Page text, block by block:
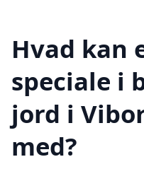
Hvad kan
speciale i
jord i
med?